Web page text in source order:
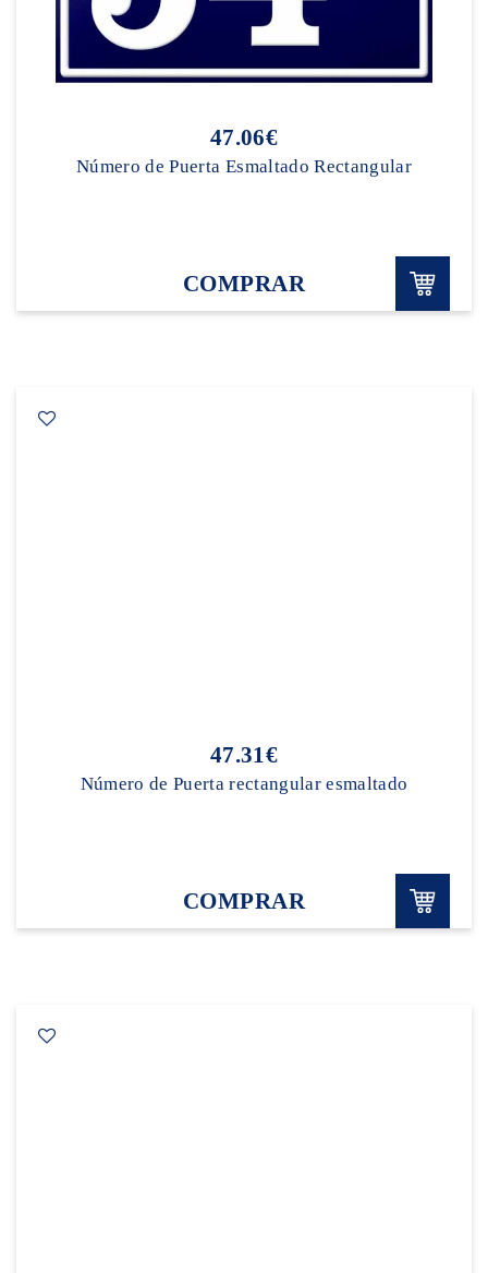
47.06€
Número de Puerta Esmaltado Rectangular
COMPRAR
47.31€
Número de Puerta rectangular esmaltado
COMPRAR